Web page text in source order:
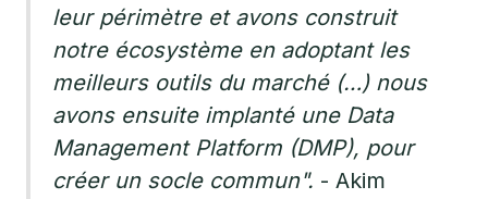
leur périmètre et avons construit
notre écosystème en adoptant les
meilleurs outils du marché (…) nous
avons ensuite implanté une Data
Management Platform (DMP), pour
créer un socle commun". - Akim